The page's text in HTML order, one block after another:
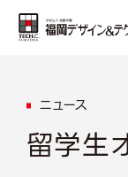
ニュース
留学生